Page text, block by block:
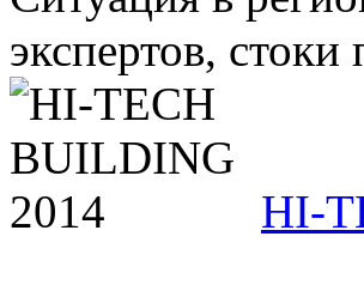
экспертов,
HI-